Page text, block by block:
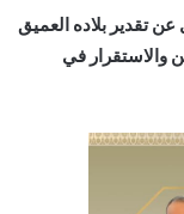
تقدير بلاده العميق
والاستقرار في